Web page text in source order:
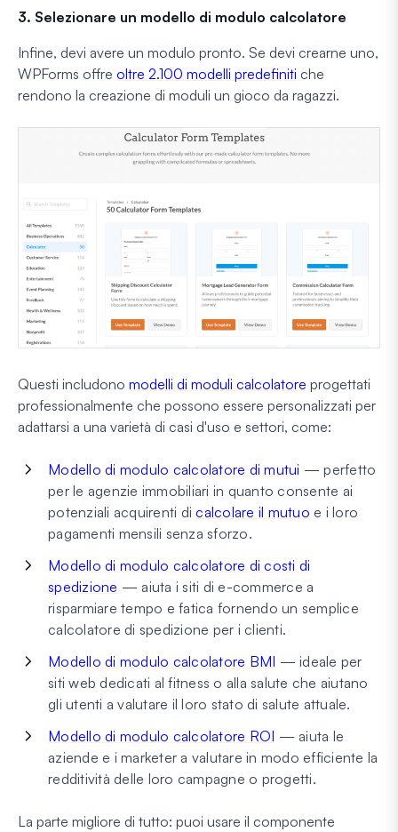
3. Selezionare un modello di modulo calcolatore
Infine, devi avere un modulo pronto. Se devi crearne uno,
WPForms offre oltre 2.100 modelli predefiniti che
rendono la creazione di moduli un gioco da ragazzi.
Questi includono modelli di moduli calcolatore progettati
professionalmente che possono essere personalizzati per
adattarsi a una varietà di casi d'uso e settori, come:
Modello di modulo calcolatore di mutui — perfetto
per le agenzie immobiliari in quanto consente ai
potenziali acquirenti dicalcolare il mutuo e i loro
pagamenti mensili senza sforzo.
Modello di modulo calcolatore di costi di
spedizione — aiuta i siti di e-commerce a
risparmiare tempo e fatica fornendo un semplice
calcolatore di spedizione per i clienti.
Modello di modulo calcolatore BMI — ideale per
siti web dedicati al fitness o alla salute che aiutano
gli utenti a valutare il loro stato di salute attuale.
Modello di modulo calcolatore ROI — aiuta le
aziende e i marketer a valutare in modo efficiente la
redditività delle loro campagne o progetti.
La parte migliore di tutto: puoi usare il componente